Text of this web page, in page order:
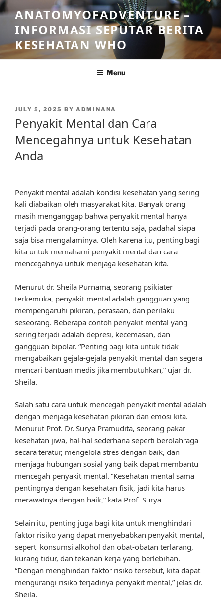
Skip
to
content
ANATOMYOFADVENTURE –
INFORMASI SEPUTAR BERITA
KESEHATAN WHO
Menu
POSTED
JULY 5, 2025 BY ADMINANA
Penyakit Mental dan Cara
Mencegahnya untuk Kesehatan
Anda
Penyakit mental adalah kondisi kesehatan yang sering
kali diabaikan oleh masyarakat kita. Banyak orang
masih menganggap bahwa penyakit mental hanya
terjadi pada orang-orang tertentu saja, padahal siapa
saja bisa mengalaminya. Oleh karena itu, penting bagi
kita untuk memahami penyakit mental dan cara
mencegahnya untuk menjaga kesehatan kita.
Menurut dr. Sheila Purnama, seorang psikiater
terkemuka, penyakit mental adalah gangguan yang
mempengaruhi pikiran, perasaan, dan perilaku
seseorang. Beberapa contoh penyakit mental yang
sering terjadi adalah depresi, kecemasan, dan
gangguan bipolar. “Penting bagi kita untuk tidak
mengabaikan gejala-gejala penyakit mental dan segera
mencari bantuan medis jika membutuhkan,” ujar dr.
Sheila.
Salah satu cara untuk mencegah penyakit mental adalah
dengan menjaga kesehatan pikiran dan emosi kita.
Menurut Prof. Dr. Surya Pramudita, seorang pakar
kesehatan jiwa, hal-hal sederhana seperti berolahraga
secara teratur, mengelola stres dengan baik, dan
menjaga hubungan sosial yang baik dapat membantu
mencegah penyakit mental. “Kesehatan mental sama
pentingnya dengan kesehatan fisik, jadi kita harus
merawatnya dengan baik,” kata Prof. Surya.
Selain itu, penting juga bagi kita untuk menghindari
faktor risiko yang dapat menyebabkan penyakit mental,
seperti konsumsi alkohol dan obat-obatan terlarang,
kurang tidur, dan tekanan kerja yang berlebihan.
“Dengan menghindari faktor risiko tersebut, kita dapat
mengurangi risiko terjadinya penyakit mental,” jelas dr.
Sheila.